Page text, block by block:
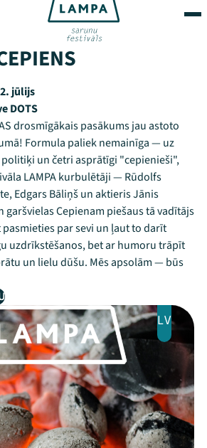
jūlijs
DOTS
drosmīgākais pasākums jau astoto
Formula paliek nemainīga — uz
un četri asprātīgi "cepienieši",
LAMPA kurbulētāji — Rūdolfs
Edgars Bāliņš un aktieris Jānis
garšvielas Cepienam piešaus tā vadītājs
par sevi un ļaut to darīt
uzdrīkstēšanos, bet ar humoru trāpīt
un lielu dūšu. Mēs apsolām — būs
LV